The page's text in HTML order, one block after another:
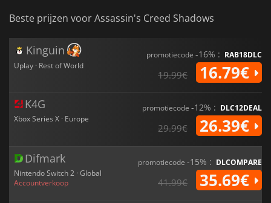
Beste prijzen voor Assassin's Creed Shadows
Kinguin
Uplay · Rest of World
promotiecode -16% : RAB18DLC
19.99€ 16.79€
K4G
Xbox Series X · Europe
promotiecode -12% : DLC12DEAL
29.99€ 26.39€
Difmark
Nintendo Switch 2 · Global
Accountverkoop
promotiecode -15% : DLCOMPARE
41.99€ 35.69€